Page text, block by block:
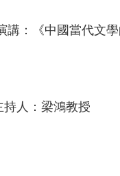
：《中國當代文學
人：梁鴻教授